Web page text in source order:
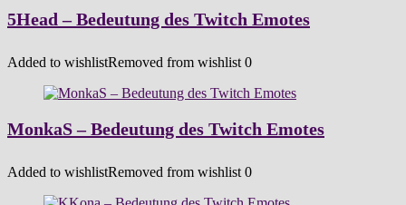
5Head – Bedeutung des Twitch Emotes
Added to wishlistRemoved from wishlist 0
MonkaS – Bedeutung des Twitch Emotes
Added to wishlistRemoved from wishlist 0